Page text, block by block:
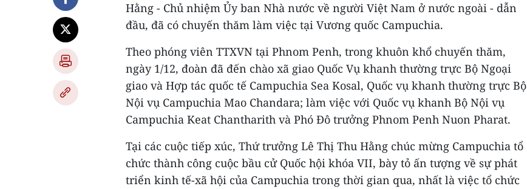
Hằng - Chủ nhiệm Ủy ban Nhà nước về người Việt Nam ở nước ngoài - dẫn
đầu, đã có chuyến thăm làm việc tại Vương quốc Campuchia.
Theo phóng viên TTXVN tại Phnom Penh, trong khuôn khổ chuyến thăm,
ngày 1/12, đoàn đã đến chào xã giao Quốc Vụ khanh thường trực Bộ Ngoại
giao và Hợp tác quốc tế Campuchia Sea Kosal, Quốc vụ khanh thường trực Bộ
Nội vụ Campuchia Mao Chandara; làm việc với Quốc vụ khanh Bộ Nội vụ
Campuchia Keat Chantharith và Phó Đô trưởng Phnom Penh Nuon Pharat.
Tại các cuộc tiếp xúc, Thứ trưởng Lê Thị Thu Hằng chúc mừng Campuchia tổ
chức thành công cuộc bầu cử Quốc hội khóa VII, bày tỏ ấn tượng về sự phát
triển kinh tế-xã hội của Campuchia trong thời gian qua, nhất là việc tổ chức